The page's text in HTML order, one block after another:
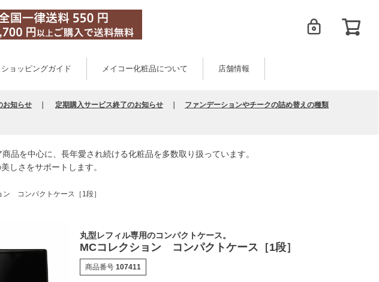
ショッピングガイド メイコー化粧品について 店舗情報
お知らせ 定期購入サービス終了のお知らせ
ファンデーションやチークの詰め替えの種類
品を中心に、長年愛され続ける化粧品を多数取り扱っています。
しさをサポートします。
ン コンパクトケース［1段］
丸型レフィル専用のコンパクトケース。
MCコレクション コンパクトケース［1段］
商品番号 107411